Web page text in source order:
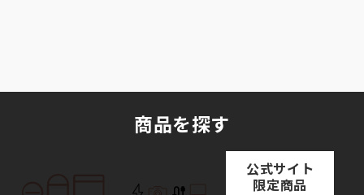
商品を探す
公式サイト
限定商品